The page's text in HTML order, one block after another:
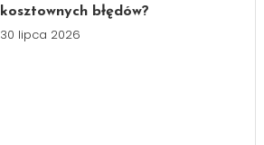
kosztownych błędów?
30 lipca 2026